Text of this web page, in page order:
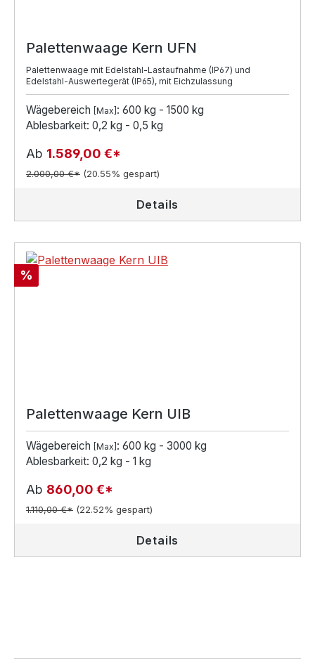
Palettenwaage Kern UFN
Palettenwaage mit Edelstahl-Lastaufnahme (IP67) und
Edelstahl-Auswertegerät (IP65), mit Eichzulassung
Wägebereich [Max] : 600 kg - 1500 kg
Ablesbarkeit: 0,2 kg - 0,5 kg
Ab 1.589,00 €*
2.000,00 €* (20.55% gespart)
Details
Rabatt
%
Palettenwaage Kern UIB
Wägebereich [Max] : 600 kg - 3000 kg
Ablesbarkeit: 0,2 kg - 1 kg
Ab 860,00 €*
1.110,00 €* (22.52% gespart)
Details